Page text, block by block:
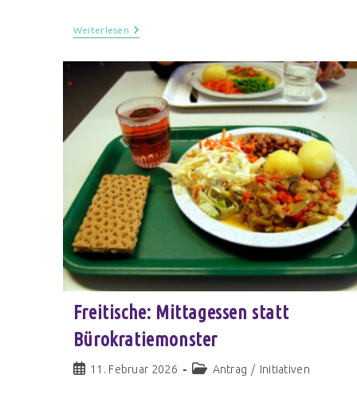
Weiterlesen
Freitische: Mittagessen statt
Bürokratiemonster
11. Februar 2026 Antrag / Initiativen